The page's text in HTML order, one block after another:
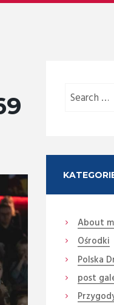
About
Ośrodki
Polska
post